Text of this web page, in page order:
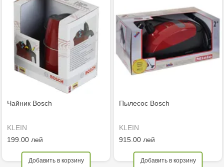
Чайник Bosch
KLEIN
199.00 лей
Добавить в корзину
Пылесос Bosch
KLEIN
915.00 лей
Добавить в корзину